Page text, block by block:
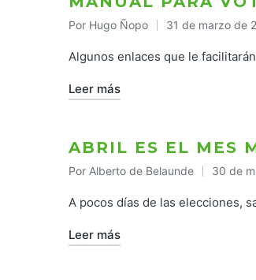
Publicado
por
Por Hugo Ñopo 31 de marzo de
Algunos enlaces que le
Leer más
ABRIL ES EL MES
Publicado
por
Por Alberto de Belaunde 30 de
A pocos días de las elecciones,
Leer más